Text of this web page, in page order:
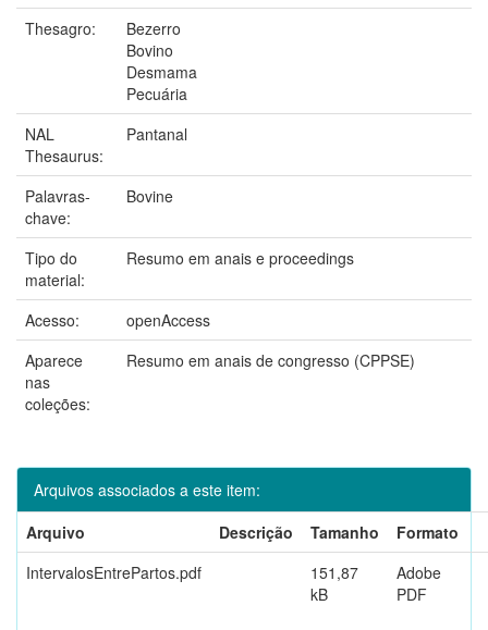
Thesagro:
Bezerro
Bovino
Desmama
Pecuária
NAL
Thesaurus:
Pantanal
Palavras-
chave:
Bovine
Tipo do
material:
Resumo em anais e proceedings
Acesso:
openAccess
Aparece
nas
coleções:
Resumo em anais de congresso (CPPSE)
Arquivos associados a este item:
Arquivo
Descrição Tamanho
Formato
IntervalosEntrePartos.pdf
151,87
kB
Adobe
PDF